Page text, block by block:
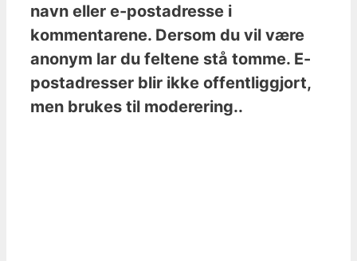
navn eller e-postadresse i
kommentarene. Dersom du vil være
anonym lar du feltene stå tomme. E-
postadresser blir ikke offentliggjort,
men brukes til moderering..